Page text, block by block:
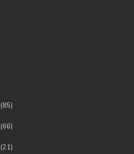
(85)
(66)
(21)